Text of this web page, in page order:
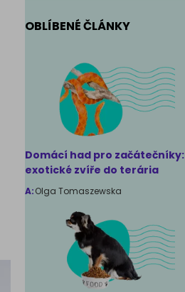
OBLÍBENÉ ČLÁNKY
Domácí had pro začátečníky:
exotické zvíře do terária
A:Olga Tomaszewska